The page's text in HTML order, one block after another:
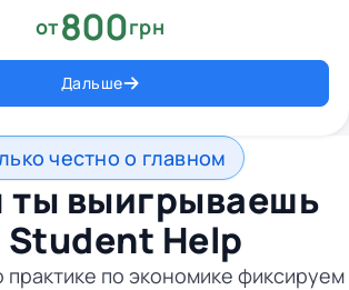
от800грн
Дальше
честно о главном
ты выигрываешь
Student Help
практике по экономике фиксируем